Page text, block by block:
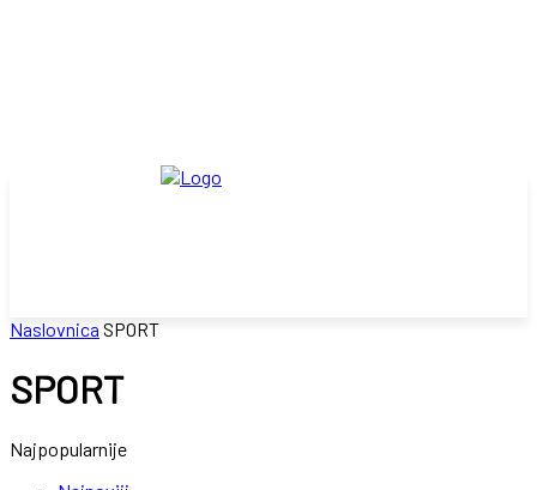
Naslovnica SPORT
SPORT
Najpopularnije